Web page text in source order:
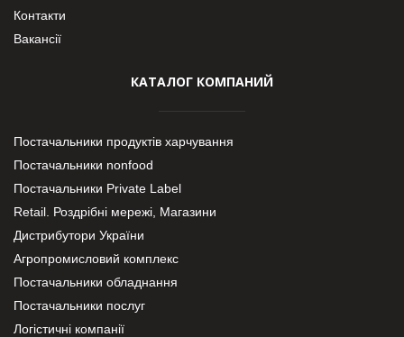
Контакти
Вакансії
КАТАЛОГ КОМПАНИЙ
Постачальники продуктів харчування
Постачальники nonfood
Постачальники Private Label
Retail. Роздрібні мережі, Магазини
Дистрибутори України
Агропромисловий комплекс
Постачальники обладнання
Постачальники послуг
Логістичні компанії